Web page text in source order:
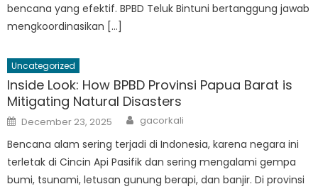
bencana yang efektif. BPBD Teluk Bintuni bertanggung jawab
mengkoordinasikan […]
Uncategorized
Inside Look: How BPBD Provinsi Papua Barat is
Mitigating Natural Disasters
Posted
on
December 23, 2025 Author
gacorkali
Bencana alam sering terjadi di Indonesia, karena negara ini
terletak di Cincin Api Pasifik dan sering mengalami gempa
bumi, tsunami, letusan gunung berapi, dan banjir. Di provinsi